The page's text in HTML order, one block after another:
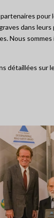
dans
Nous
détaillées sur